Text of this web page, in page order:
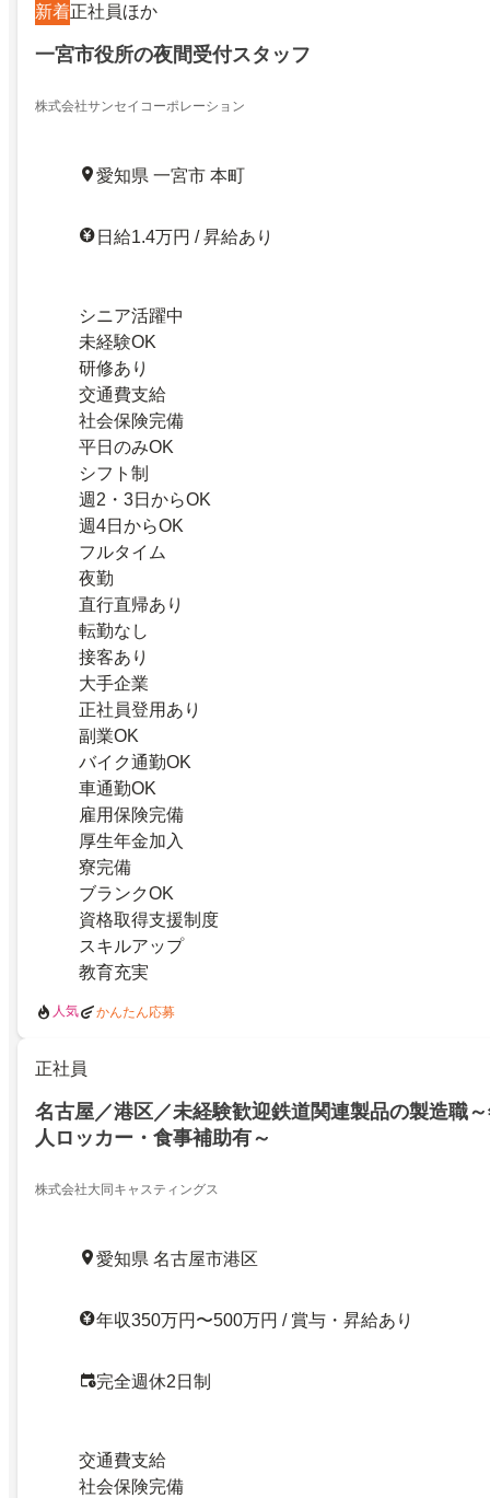
新着正社員ほか
一宮市役所の夜間受付スタッフ
株式会社サンセイコーポレーション
愛知県 一宮市 本町
日給1.4万円 / 昇給あり
シニア活躍中
未経験OK
研修あり
交通費支給
社会保険完備
平日のみOK
シフト制
週2・3日からOK
週4日からOK
フルタイム
夜勤
直行直帰あり
転勤なし
接客あり
大手企業
正社員登用あり
副業OK
バイク通勤OK
車通勤OK
雇用保険完備
厚生年金加入
寮完備
ブランクOK
資格取得支援制度
スキルアップ
教育充実
人気 かんたん応募
正社員
名古屋／港区／未経験歓迎鉄道関連製品の製造職
人ロッカー・食事補助有～
株式会社大同キャスティングス
愛知県 名古屋市港区
年収350万円〜500万円 / 賞与・昇給あり
完全週休2日制
交通費支給
社会保険完備